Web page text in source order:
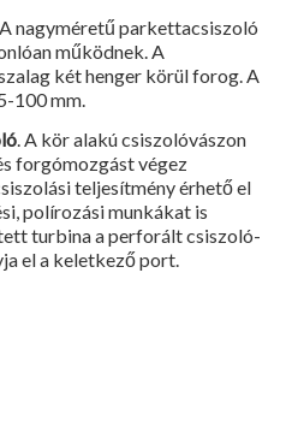
nagy­méretű parkettacsiszoló
működnek. A
két henger körül forog. A
100 mm.
. A kör alakú csiszolóvászon
forgómozgást végez
teljesítmény érhető el
polírozási munkákat is
turbina a perforált csiszoló­
el a keletkező port.